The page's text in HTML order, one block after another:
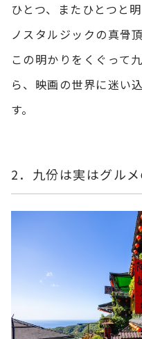
ひとつ、またひとつと
ノスタルジックの真骨
この明かりをくぐって
ら、映画の世界に迷い
す。
2．九份は実はグルメ